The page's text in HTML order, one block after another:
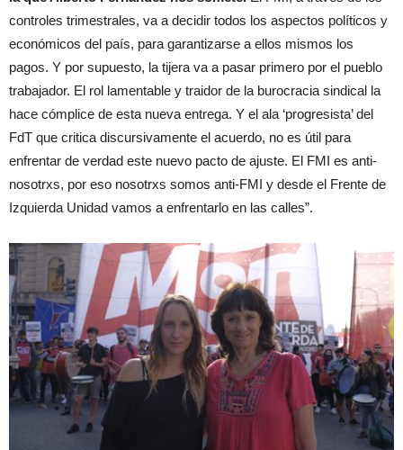
controles trimestrales, va a decidir todos los aspectos políticos y
económicos del país, para garantizarse a ellos mismos los
pagos. Y por supuesto, la tijera va a pasar primero por el pueblo
trabajador. El rol lamentable y traidor de la burocracia sindical la
hace cómplice de esta nueva entrega. Y el ala ‘progresista’ del
FdT que critica discursivamente el acuerdo, no es útil para
enfrentar de verdad este nuevo pacto de ajuste. El FMI es anti-
nosotrxs, por eso nosotrxs somos anti-FMI y desde el Frente de
Izquierda Unidad vamos a enfrentarlo en las calles”.